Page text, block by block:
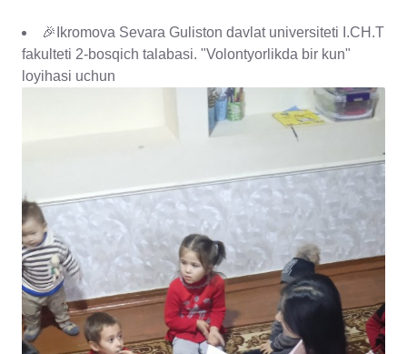
🎉Ikromova Sevara Guliston davlat universiteti I.CH.T
fakulteti 2-bosqich talabasi. "Volontyorlikda bir kun"
loyihasi uchun